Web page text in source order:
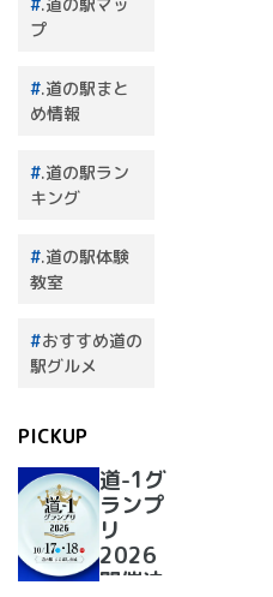
プ
.道の駅まと
め情報
.道の駅ラン
キング
.道の駅体験
教室
おすすめ道の
駅グルメ
PICKUP
道-1グ
ランプ
リ
2026
開催決